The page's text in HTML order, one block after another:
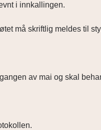
i innkallingen.
må skriftlig meldes til
av mai og skal